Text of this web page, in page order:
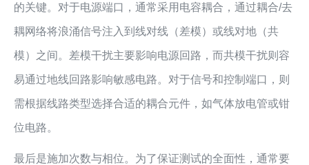
的关键。对于电源端口，通常采用电容耦合，通过耦合/去
耦网络将浪涌信号注入到线对线（差模）或线对地（共
模）之间。差模干扰主要影响电源回路，而共模干扰则容
易通过地线回路影响敏感电路。对于信号和控制端口，则
需根据线路类型选择合适的耦合元件，如气体放电管或钳
位电路。
最后是施加次数与相位。为了保证测试的全面性，通常要